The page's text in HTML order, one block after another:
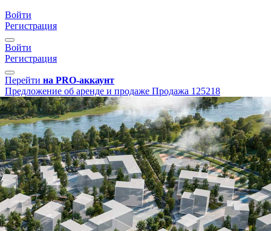
Войти
Регистрация
Войти
Регистрация
Перейти на PRO-аккаунт
Предложение об аренде и продаже Продажа 125218